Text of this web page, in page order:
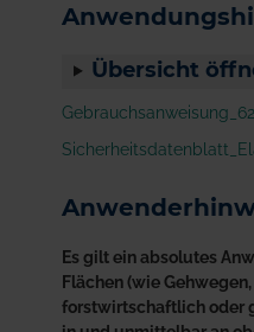
Übersicht
Es gilt ein absolutes
Flächen (wie
forstwirtschaftlich oder